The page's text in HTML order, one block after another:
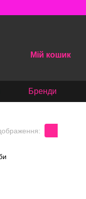
Мій кошик
Бренди